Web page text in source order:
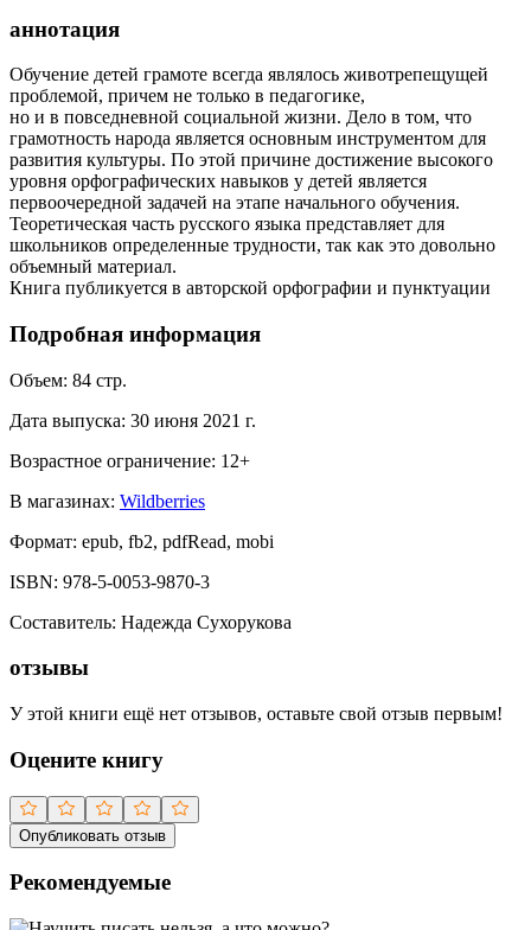
аннотация
Обучение детей грамоте всегда являлось животрепещущей
проблемой, причем не только в педагогике,
но и в повседневной социальной жизни. Дело в том, что
грамотность народа является основным инструментом для
развития культуры. По этой причине достижение высокого
уровня орфографических навыков у детей является
первоочередной задачей на этапе начального обучения.
Теоретическая часть русского языка представляет для
школьников определенные трудности, так как это довольно
объемный материал.
Книга публикуется в авторской орфографии и пунктуации
Подробная информация
Объем: 84 стр.
Дата выпуска: 30 июня 2021 г.
Возрастное ограничение: 12+
В магазинах: Wildberries
Формат: epub, fb2, pdfRead, mobi
ISBN: 978-5-0053-9870-3
Составитель: Надежда Сухорукова
отзывы
У этой книги ещё нет отзывов, оставьте свой отзыв первым!
Оцените книгу
Опубликовать отзыв
Рекомендуемые